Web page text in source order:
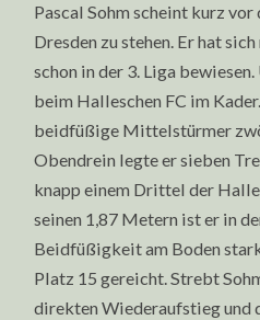
Pascal Sohm scheint kurz
Dresden zu stehen. Er hat
schon in der 3. Liga
beim Halleschen FC im
beidfüßige Mittelstürmer
Obendrein legte er sieben
knapp einem Drittel der
seinen 1,87 Metern ist er in
Beidfüßigkeit am Boden
Platz 15 gereicht. Strebt
direkten Wiederaufstieg und